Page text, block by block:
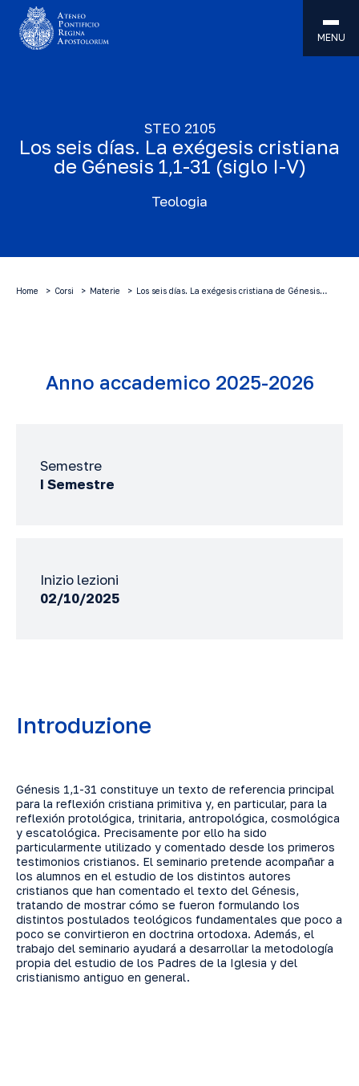
MENU
STEO 2105
Los seis días. La exégesis cristiana
de Génesis 1,1-31 (siglo I-V)
Teologia
Home Corsi Materie Los seis días. La exégesis cristiana de Génesis…
Anno accademico 2025-2026
Semestre
I Semestre
Inizio lezioni
02/10/2025
Introduzione
Génesis 1,1-31 constituye un texto de referencia principal
para la reflexión cristiana primitiva y, en particular, para la
reflexión protológica, trinitaria, antropológica, cosmológica
y escatológica. Precisamente por ello ha sido
particularmente utilizado y comentado desde los primeros
testimonios cristianos. El seminario pretende acompañar a
los alumnos en el estudio de los distintos autores
cristianos que han comentado el texto del Génesis,
tratando de mostrar cómo se fueron formulando los
distintos postulados teológicos fundamentales que poco a
poco se convirtieron en doctrina ortodoxa. Además, el
trabajo del seminario ayudará a desarrollar la metodología
propia del estudio de los Padres de la Iglesia y del
cristianismo antiguo en general.